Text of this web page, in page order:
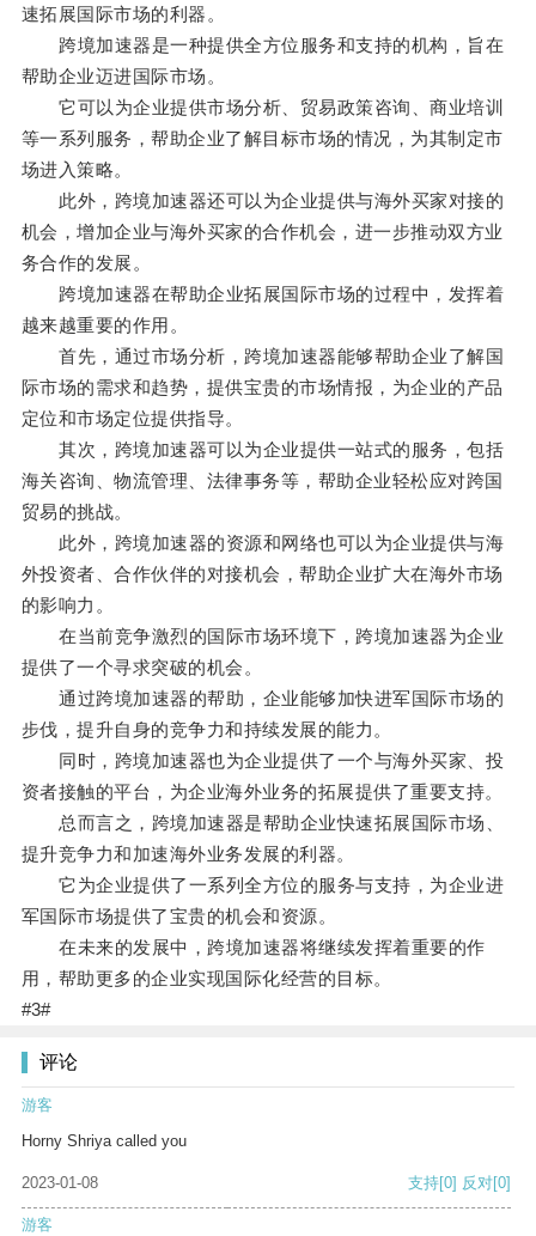
速拓展国际市场的利器。
跨境加速器是一种提供全方位服务和支持的机构，旨在
帮助企业迈进国际市场。
它可以为企业提供市场分析、贸易政策咨询、商业培训
等一系列服务，帮助企业了解目标市场的情况，为其制定市
场进入策略。
此外，跨境加速器还可以为企业提供与海外买家对接的
机会，增加企业与海外买家的合作机会，进一步推动双方业
务合作的发展。
跨境加速器在帮助企业拓展国际市场的过程中，发挥着
越来越重要的作用。
首先，通过市场分析，跨境加速器能够帮助企业了解国
际市场的需求和趋势，提供宝贵的市场情报，为企业的产品
定位和市场定位提供指导。
其次，跨境加速器可以为企业提供一站式的服务，包括
海关咨询、物流管理、法律事务等，帮助企业轻松应对跨国
贸易的挑战。
此外，跨境加速器的资源和网络也可以为企业提供与海
外投资者、合作伙伴的对接机会，帮助企业扩大在海外市场
的影响力。
在当前竞争激烈的国际市场环境下，跨境加速器为企业
提供了一个寻求突破的机会。
通过跨境加速器的帮助，企业能够加快进军国际市场的
步伐，提升自身的竞争力和持续发展的能力。
同时，跨境加速器也为企业提供了一个与海外买家、投
资者接触的平台，为企业海外业务的拓展提供了重要支持。
总而言之，跨境加速器是帮助企业快速拓展国际市场、
提升竞争力和加速海外业务发展的利器。
它为企业提供了一系列全方位的服务与支持，为企业进
军国际市场提供了宝贵的机会和资源。
在未来的发展中，跨境加速器将继续发挥着重要的作
用，帮助更多的企业实现国际化经营的目标。
#3#
评论
游客
Horny Shriya called you
2023-01-08 支持[0] 反对[0]
游客